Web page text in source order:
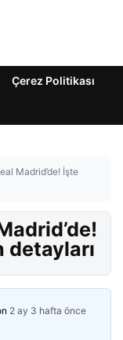
Çerez Politikası
Madrid’de! İşte
detayları
2 ay 3 hafta önce